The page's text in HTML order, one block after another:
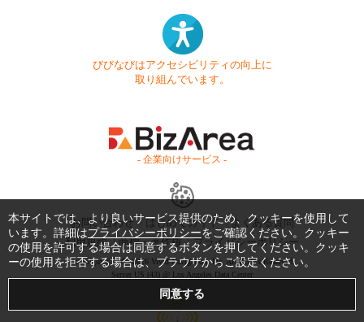
びびなびはアクセシビリティの向上に
取り組んでいます。
- 企業向けサービス -
お問い合わせ はじめてガイド
よくある質問
利用規約
商標・著作権 プライバシーポリシー
Copyright © 1999-2026 Vivid Navigation, Inc. All Rights Reserved.
Server US (43) @ Los Angeles Data Center
本サイトでは、より良いサービス提供のため、クッキーを使用して
います。詳細はプライバシーポリシーをご確認ください。クッキー
の使用を許可する場合は同意するボタンを押してください。クッキ
ーの使用を拒否する場合は、ブラウザからご設定ください。